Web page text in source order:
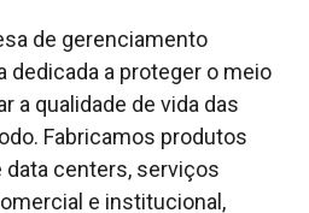
de gerenciamento
dedicada a proteger o meio
a qualidade de vida das
Fabricamos produtos
data centers, serviços
e institucional,